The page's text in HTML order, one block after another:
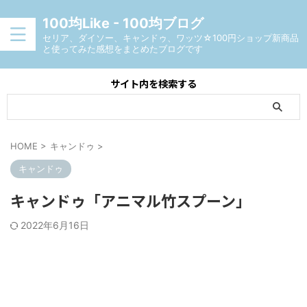
100均Like - 100均ブログ
セリア、ダイソー、キャンドゥ、ワッツ☆100円ショップ新商品
と使ってみた感想をまとめたブログです
サイト内を検索する
HOME > キャンドゥ >
キャンドゥ
キャンドゥ「アニマル竹スプーン」
2022年6月16日